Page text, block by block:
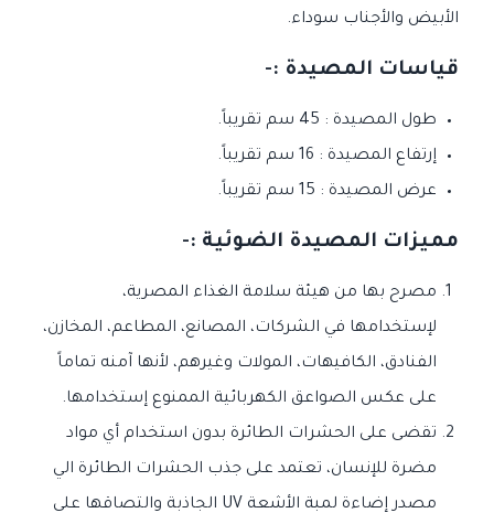
الأبيض والأجناب سوداء.
قياسات المصيدة :-
طول المصيدة : 45 سم تقريباً.
إرتفاع المصيدة : 16 سم تقريباً.
عرض المصيدة : 15 سم تقريباً.
مميزات المصيدة الضوئية :-
مصرح بها من هيئة سلامة الغذاء المصرية،
لإستخدامها في الشركات، المصانع، المطاعم، المخازن،
الفنادق، الكافيهات، المولات وغيرهم، لأنها آمنه تماماً
على عكس الصواعق الكهربائية الممنوع إستخدامها.
تقضى على الحشرات الطائرة بدون استخدام أي مواد
مضرة للإنسان، تعتمد على جذب الحشرات الطائرة الي
مصدر إضاءة لمبة الأشعة UV الجاذبة والتصاقها علي